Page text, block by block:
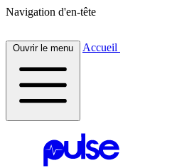
Navigation d'en-tête
Ouvrir le menu Accueil